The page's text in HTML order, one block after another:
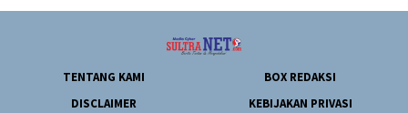
TENTANG KAMI
BOX REDAKSI
DISCLAIMER
KEBIJAKAN PRIVASI